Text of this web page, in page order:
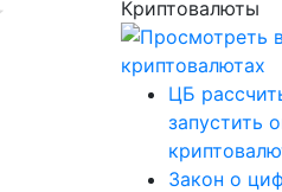
Криптовалюты
ЦБ
запустить
Закон о